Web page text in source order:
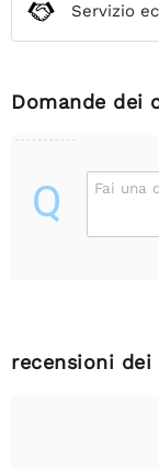
Servizio
Domande dei
Q Fai una
recensioni